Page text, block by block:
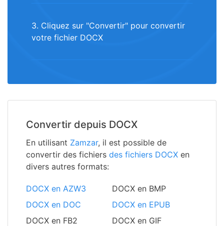
3. Cliquez sur "Convertir" pour convertir
votre fichier DOCX
Convertir depuis DOCX
En utilisant Zamzar, il est possible de
convertir des fichiers des fichiers DOCX en
divers autres formats:
DOCX en AZW3
DOCX en BMP
DOCX en DOC
DOCX en EPUB
DOCX en FB2
DOCX en GIF